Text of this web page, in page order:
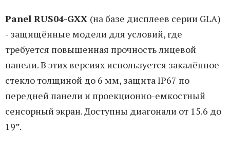
Panel RUS04-GXX (на базе дисплеев серии GLA)
- защищённые модели для условий, где
требуется повышенная прочность лицевой
панели. В этих версиях используется закалённое
стекло толщиной до 6 мм, защита IP67 по
передней панели и проекционно-емкостный
сенсорный экран. Доступны диагонали от 15.6 до
19”.